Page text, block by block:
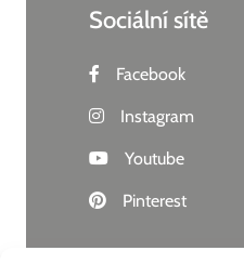
Sociální sítě
Facebook
Instagram
Youtube
Pinterest